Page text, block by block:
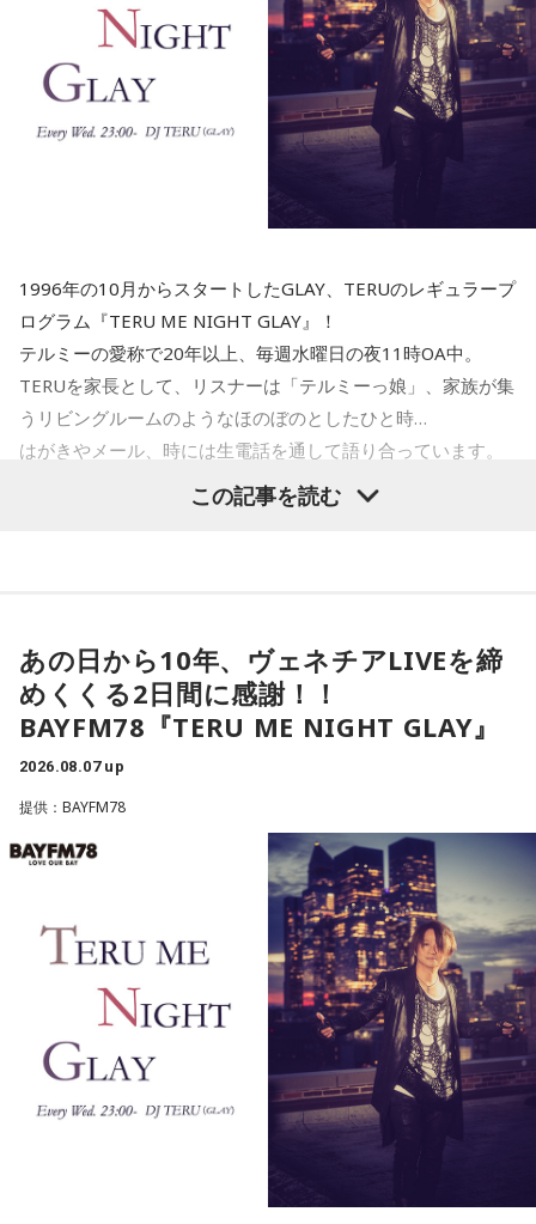
三輪田：ただ、人気すぎて、今は頒布が休止中なんです。
小林：『もっちゅりん』ってことですね。
三輪田：『もっちゅりん』になりますね（笑）。
寺内：『もっちゅりん』の方が後だから、『もっちゅりん』
三輪田：その年の幸運色を、男性の幸運色3色、女性の幸運色
3色を用いるので、毎年、お色が変わるんです。
※令和9年の強運御守。次の頒布は12月を予定。令和8年強運御守は頒布終了しております。
寺内：またそそることやっているじゃないですか！
寺内：頒布開始日は決まっているんですか？
三輪田：正確には決まっていないですが、その年の幸運色を
用いますので、新年から頒布するのが通常なのですが、先駆
けとして12月に1度頒布しまして、次また新年に頒布してい
ます。どうしても頒布開始日に人が集まってしまい、近隣の
方のご迷惑もございますので。
寺内：どれくらいで頒布終了になるんですか？
三輪田：1週間でなくなってしまったりしますね。
寺内：すごいな！
三輪田：今年で言うと、12月に頒布して、1週間くらいで終
わってしまい、新年に頒布しても10日間で終了してしまいま
8月13日（木）：上野優華 サラドレ甲子園
YAMAMAN presents MUSIC SALAD FROM U-kari STUDIO
1.新潟　Creepy Nuts  /  Bling-Bang-Bang-Born
4.北海道　松山千春 /　大空と大地の中で
木曜の放送を聴く
1996年の10月からスタートしたGLAY、TERUのレギュラープ
ログラム『TERU ME NIGHT GLAY』！
テルミーの愛称で20年以上、毎週水曜日の夜11時OA中。
TERUを家長として、リスナーは「テルミーっ娘」、家族が集
うリビングルームのようなほのぼのとしたひと時…
はがきやメール、時には生電話を通して語り合っています。
その週にあった事、その日の気付き、明日の予定、未来への
思い。どんな話も一緒に語り合うプログラムです。
10年前の約束を無事回収！
ヴェネチアLIVEを締めくくる幕張2DAYSに感謝！！
新たな夢は生まれたのか？
最新の放送を聴く
この記事を読む
あの日から10年、ヴェネチアLIVEを締
めくくる2日間に感謝！！
BAYFM78『TERU ME NIGHT GLAY』
2026.08.07 up
提供：BAYFM78